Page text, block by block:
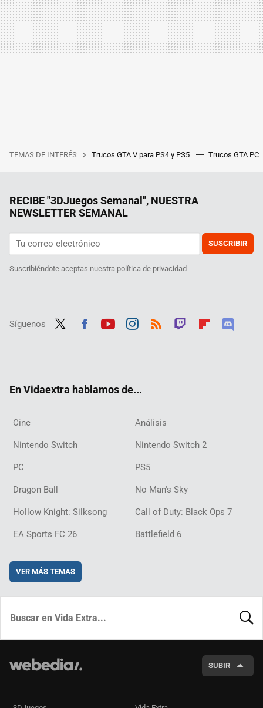
TEMAS DE INTERÉS Trucos GTA V para PS4 y PS5 Trucos GTA PC
RECIBE "3DJuegos Semanal", NUESTRA
NEWSLETTER SEMANAL
SUSCRIBIR
Suscribiéndote aceptas nuestra política de privacidad
Síguenos
En Vidaextra hablamos de...
Cine Análisis
Nintendo Switch Nintendo Switch 2
PC PS5
Dragon Ball No Man's Sky
Hollow Knight: Silksong Call of Duty: Black Ops 7
EA Sports FC 26 Battlefield 6
VER MÁS TEMAS
SUBIR